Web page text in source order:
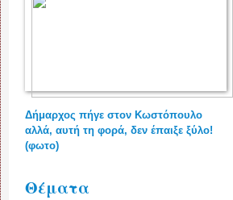
Δήμαρχος πήγε στον Κωστόπουλο
αλλά, αυτή τη φορά, δεν έπαιξε ξύλο!
(φωτο)
Θέματα